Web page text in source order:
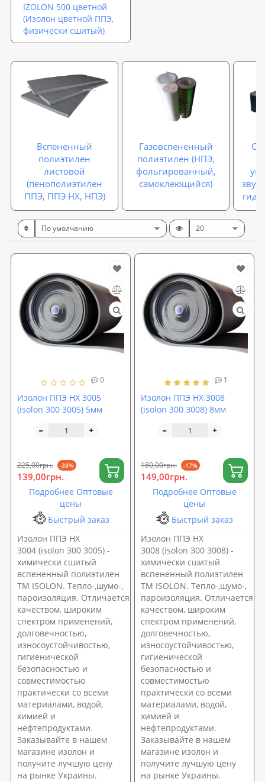
IZOLON 500 цветной
(Изолон цветной ППЭ,
физически сшитый)
Вспененный
полиэтилен
листовой
(пенополиэтилен
ППЭ, ППЭ НХ, НПЭ)
Газовспененный
полиэтилен (НПЭ,
фольгированный,
самоклеющийся)
0
Изолон ППЭ НХ 3005
(isolon 300 3005) 5мм
225,00грн. -38%
139,00грн.
Подробнее Оптовые
цены
Быстрый заказ
Изолон ППЭ НХ
3004 (isolon 300 3005) -
химически сшитый
вспененный полиэтилен
ТМ ISOLON. Тепло-,шумо-,
пароизоляция. Отличается высоким
качеством, широким
спектром применений,
долговечностью,
износоустойчивостью,
гигиенической
безопасностью и
совместимостью
практически со всеми
материалами, водой,
химией и
нефтепродуктами.
Заказывайте в нашем
магазине изолон и
получите лучшую цену
на рынке Украины.
1
Изолон ППЭ НХ 3008
(isolon 300 3008) 8мм
180,00грн. -17%
149,00грн.
Подробнее Оптовые
цены
Быстрый заказ
Изолон ППЭ НХ
3008 (isolon 300 3008) -
химически сшитый
вспененный полиэтилен
ТМ ISOLON. Тепло-,шумо-,
пароизоляция. Отличается
качеством, широким
спектром применений,
долговечностью,
износоустойчивостью,
гигиенической
безопасностью и
совместимостью
практически со всеми
материалами, водой,
химией и
нефтепродуктами.
Заказывайте в нашем
магазине изолон и
получите лучшую цену
на рынке Украины.